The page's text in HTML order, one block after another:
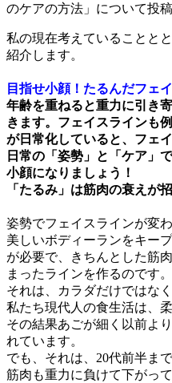
のケアの方法」について投
私の現在考えていることと
紹介します。
目指せ小顔！たるんだフェ
年齢を重ねると重力に引き
きます。フェイスラインも
が日常化していると、フェ
日常の「姿勢」と「ケア」
小顔になりましょう！
「たるみ」は筋肉の衰えが
姿勢でフェイスラインが変わ
美しいボディーランをキー
が必要で、きちんとした筋
まったラインを作るのです。
それは、カラダだけではな
私たち現代人の食生活は、
その結果あごが細く以前よ
れています。
でも、それは、20代前半ま
筋肉も重力に負けて下がっ